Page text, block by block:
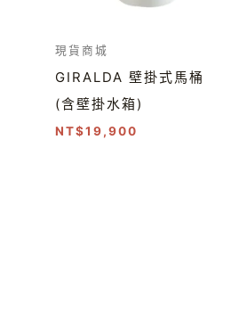
現貨商城
GIRALDA 壁掛式馬桶
(含壁掛水箱)
NT$19,900